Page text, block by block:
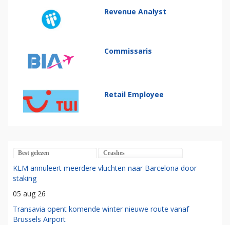
Revenue Analyst
Commissaris
Retail Employee
Best gelezen Crashes
KLM annuleert meerdere vluchten naar Barcelona door
staking
05 aug 26
Transavia opent komende winter nieuwe route vanaf
Brussels Airport